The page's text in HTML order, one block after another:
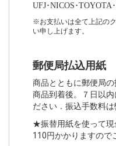
UFJ･NICOS･TOYOTA
※お支払いは全て上記の
い申し上げます。
郵便局払込用紙
商品とともに郵便局の
商品到着後。７日以
ださい．振込手数料は
★振替用紙を使って現
110円かかりますので